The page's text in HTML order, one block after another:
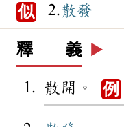
似 2.散發
釋 義 ▶️
散開。 例